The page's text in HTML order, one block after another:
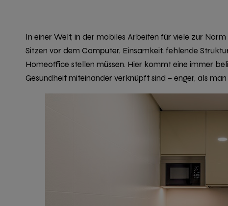
In einer Welt, in der mobiles Arbeiten für viele zur
Sitzen vor dem Computer, Einsamkeit, fehlende
Homeoffice stellen müssen. Hier kommt eine immer
Gesundheitmiteinander verknüpft sind – enger, als